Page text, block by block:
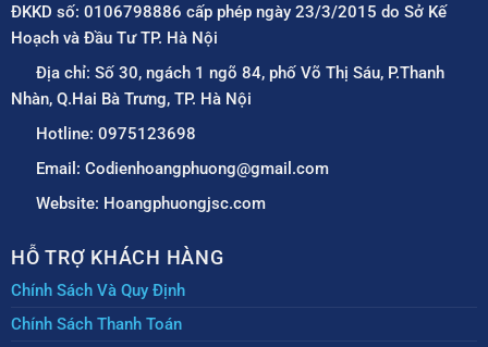
ĐKKD số: 0106798886 cấp phép ngày 23/3/2015 do Sở Kế
Hoạch và Đầu Tư TP. Hà Nội
Địa chỉ: Số 30, ngách 1 ngõ 84, phố Võ Thị Sáu, P.Thanh
Nhàn, Q.Hai Bà Trưng, TP. Hà Nội
Hotline: 0975123698
Email: Codienhoangphuong@gmail.com
Website: Hoangphuongjsc.com
HỖ TRỢ KHÁCH HÀNG
Chính Sách Và Quy Định
Chính Sách Thanh Toán